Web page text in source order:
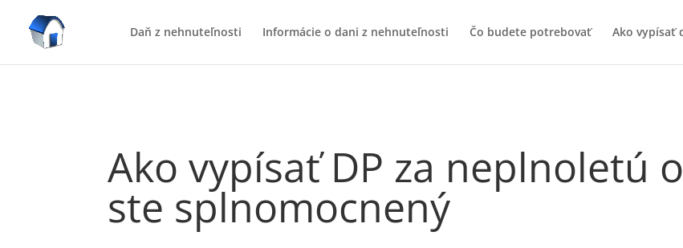
Daň z nehnuteľnosti Informácie o dani z nehnuteľnosti Čo budete potrebovať Ako vypísať
Ako vypísať DP za neplnoletú
ste splnomocnený